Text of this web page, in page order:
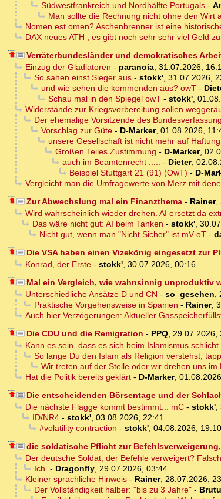
Südwestfrankreich und Nordhälfte Portugals-
Man sollte die Rechnung nicht ohne den Wirt
Nomen est omen? Aschenbrenner ist eine
DAX neues ATH , es gibt noch sehr sehr viel Geld
Verräterbundesländer und demokratisches
Einzug der Gladiatoren - paranoia, 31.07.2026,
So sahen einst Sieger aus- stokk', 31.07.2026,
und wie sehen die kommenden aus? owT-
Schau mal in den Spiegel owT- stokk',
Widerstände zur Kriegsvorbereitung sollen
Der ehemalige Vorsitzende des
Vorschlag zur Güte- D-Marker, 01.08.2026,
unsere Gesellschaft ist nicht mehr auf
Großen Teiles Zustimmung - D-Marker,
auch im Beamtenrecht ..... - Dieter,
Beispiel Stuttgart 21 (91) (OwT) - D-
Vergleicht man die Umfragewerte von Merz mit
Zur Abwechslung mal ein Finanzthema- Rainer,
Wird wahrscheinlich wieder drehen. AI ersetzt da
Das wäre nicht gut: AI beim Tanken - stokk',
Nicht gut, wenn man "Nicht Sicher" ist mV oT-
Die VSA haben einen Vizekönig eingesetzt zur
Konrad, der Erste- stokk', 30.07.2026, 00:16
Mal ein Vergleich, wie wahnsinnig unproduktiv
Unterschiedliche Ansätze D und CN - so_gesehen,
Praktische Vorgehensweise in Spanien - Rainer,
Auch hier Verzögerungen: Aktueller
Die CDU und die Remigration - PPQ, 29.07.2026,
Kann es sein, dass es sich beim Islamismus
So lange Du den Islam als Religion verstehst,
Wir treten auf der Stelle oder wir drehen uns im
Hat die Politik bereits geklärt- D-Marker,
Die entscheidenden Börsentage und der
Die nächste Flagge kommt bestimmt... mC- stokk',
ID/NR4- stokk', 03.08.2026, 22:41
#volatility contraction - stokk', 04.08.2026, 19:10
die soldatische Pflicht zur Befehlsverweigerung,
Der deutsche Soldat, der Befehle verweigert?
Ich. - Dragonfly, 29.07.2026, 03:44
Kleiner sprachliche Hinweis- Rainer, 28.07.2026,
Der Vollständigkeit halber: "bis zu 3 Jahre"-